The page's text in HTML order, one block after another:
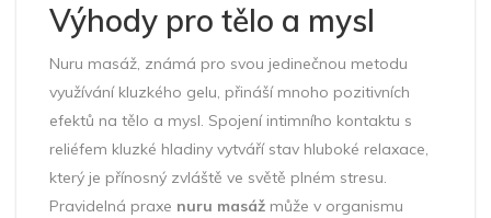
Výhody pro tělo a mysl
Nuru masáž, známá pro svou jedinečnou metodu
využívání kluzkého gelu, přináší mnoho pozitivních
efektů na tělo a mysl. Spojení intimního kontaktu s
reliéfem kluzké hladiny vytváří stav hluboké relaxace,
který je přínosný zvláště ve světě plném stresu.
Pravidelná praxe nuru masáž může v organismu